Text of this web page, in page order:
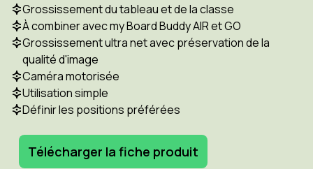
Grossissement du tableau et de la classe
À combiner avec my Board Buddy AIR et GO
Grossissement ultra net avec préservation de la
qualité d'image
Caméra motorisée
Utilisation simple
Définir les positions préférées
Télécharger la fiche produit